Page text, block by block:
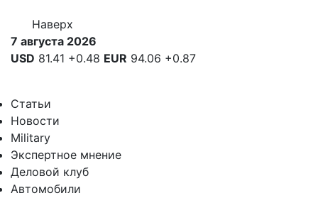
Наверх
7 августа 2026
USD 81.41 +0.48 EUR 94.06 +0.87
Статьи
Новости
Military
Экспертное мнение
Деловой клуб
Автомобили